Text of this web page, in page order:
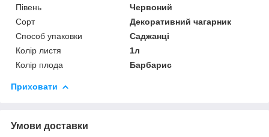
Півень
Червоний
Сорт
Декоративний чагарник
Способ упаковки
Саджанці
Колір листя
1л
Колір плода
Барбарис
Приховати
Умови доставки